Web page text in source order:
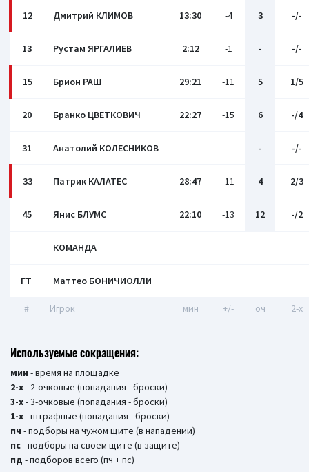
12 Дмитрий КЛИМОВ 13:30 -4 3 -/-
13 Рустам ЯРГАЛИЕВ 2:12 -1 - -/-
15 Брион РАШ 29:21 -11 5 1/5
20 Бранко ЦВЕТКОВИЧ 22:27 -15 6 -/4
31 Анатолий КОЛЕСНИКОВ - - -/-
33 Патрик КАЛАТЕС 28:47 -11 4 2/3
45 Янис БЛУМС 22:10 -13 12 -/2
КОМАНДА
ГТ Маттео БОНИЧИОЛЛИ
# Игрок мин +/- оч 2-x
Используемые сокращения:
мин - время на площадке
2-х- 2-очковые (попадания - броски)
3-х- 3-очковые (попадания - броски)
1-х- штрафные (попадания - броски)
пч - подборы на чужом щите (в нападении)
пс- подборы на своем щите (в защите)
пд - подборов всего (пч + пс)